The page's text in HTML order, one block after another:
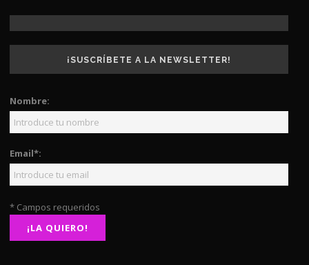
¡SUSCRÍBETE A LA NEWSLETTER!
Nombre:
Email*:
* Campos requeridos